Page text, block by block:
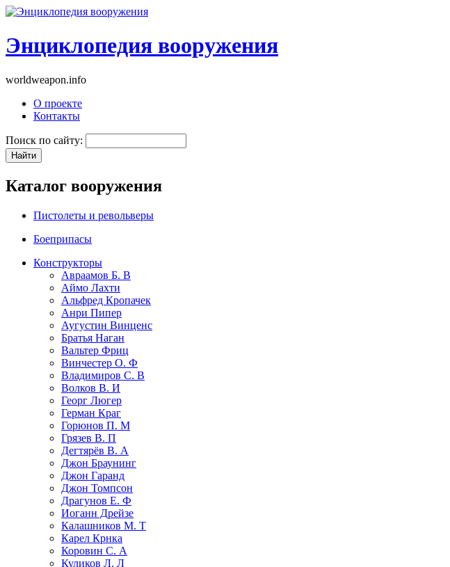
Энциклопедия вооружения
worldweapon.info
О проекте
Контакты
Поиск по сайту:
Каталог вооружения
Пистолеты и револьверы
Боеприпасы
Конструкторы
Авраамов Б. В
Аймо Лахти
Альфред Кропачек
Анри Пипер
Аугустин Винценс
Братья Наган
Вальтер Фриц
Винчестер О. Ф
Владимиров С. В
Волков В. И
Георг Люгер
Герман Краг
Горюнов П. М
Грязев В. П
Дегтярёв В. А
Джон Браунинг
Джон Гаранд
Джон Томпсон
Драгунов Е. Ф
Иоганн Дрейзе
Калашников М. Т
Карел Крнка
Коровин С. А
Куликов Л. Л